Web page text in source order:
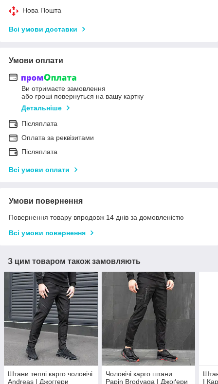
Нова Пошта
Всі умови доставки
Умови оплати
Ви отримаєте замовлення
або гроші повернуться на вашу картку
Детальніше
Післяплата
Оплата за реквізитами
Післяплата
Всі умови оплати
Умови повернення
Повернення товару впродовж 14 днів за домовленістю
Всі умови повернення
З цим товаром також замовляють
Штани теплі карго чоловічі
Andreas | Джоггери
Чоловічі карго штани
Papin Brodyaga | Джоґери
|